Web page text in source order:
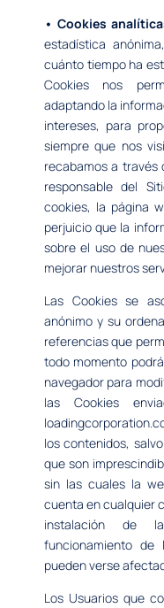
• Cookies
estadística
cuánto tiempo ha
Cookies nos
adaptando la
intereses, para
siempre que nos
recabamos a través
responsable del
cookies, la página
perjuicio que la
sobre el uso de
mejorar nuestros
Las Cookies se
anónimo y su
referencias que
todo momento
navegador para
las Cookies
los contenidos,
que son
sin las cuales la
cuenta en cualquier
instalación de
funcionamiento de
pueden verse
Los Usuarios que